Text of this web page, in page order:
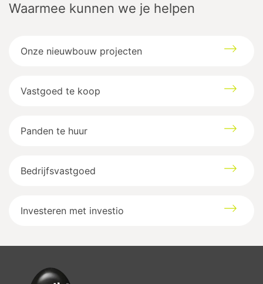
Google maps directions
Waarmee kunnen we je helpen
Onze nieuwbouw projecten
Vastgoed te koop
Panden te huur
Bedrijfsvastgoed
Investeren met investio